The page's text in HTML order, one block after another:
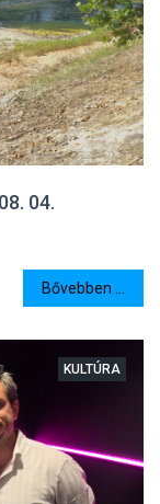
04.
Bővebben ...
KULTÚRA